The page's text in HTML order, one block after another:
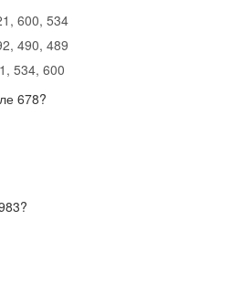
600, 534
490, 489
534, 600
678?